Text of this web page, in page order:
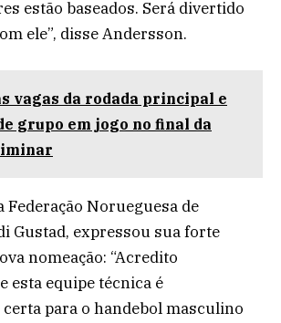
estão baseados. Será divertido
ele”, disse Andersson.
vagas da rodada principal e
grupo em jogo no final da
Federação Norueguesa de
Gustad, expressou sua forte
nomeação: “Acredito
esta equipe técnica é
para o handebol masculino